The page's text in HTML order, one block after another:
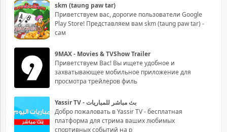
skm (taung paw tar)
Приветствуем вас, дорогие пользователи Google
Play Store! Представляем вам skm (taung paw tar) -
сам
9MAX - Movies & TVShow Trailer
Приветствуем Вас! Вы ищете удобное и
захватывающее мобильное приложение для
просмотра трейлеров филь
Yassir TV - بث مباشر للمباريات
Добро пожаловать в Yassir TV - бесплатная
платформа для стрима ваших любимых
спортивных событий на р